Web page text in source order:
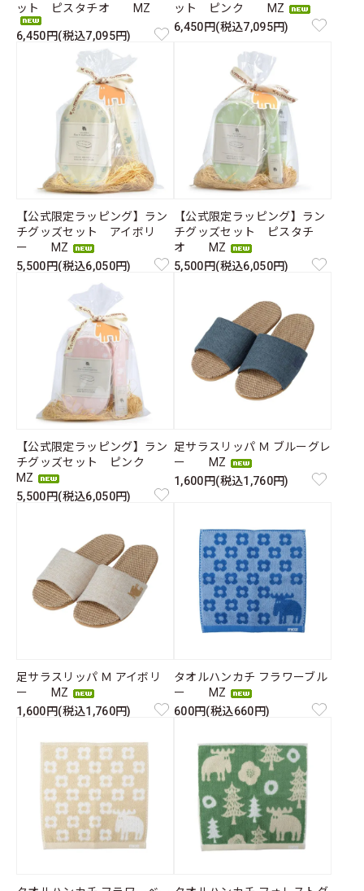
ット ピスタチオ MZ
6,450円(税込7,095円)
ット ピンク MZ
6,450円(税込7,095円)
【公式限定ラッピング】ラン
チグッズセット アイボリ
ー MZ
5,500円(税込6,050円)
【公式限定ラッピング】ラン
チグッズセット ピスタチ
オ MZ
5,500円(税込6,050円)
【公式限定ラッピング】ラン
チグッズセット ピンク
MZ
5,500円(税込6,050円)
足サラスリッパ Ｍ ブルーグレ
ー MZ
1,600円(税込1,760円)
足サラスリッパ Ｍ アイボリ
ー MZ
1,600円(税込1,760円)
タオルハンカチ フラワーブル
ー MZ
600円(税込660円)